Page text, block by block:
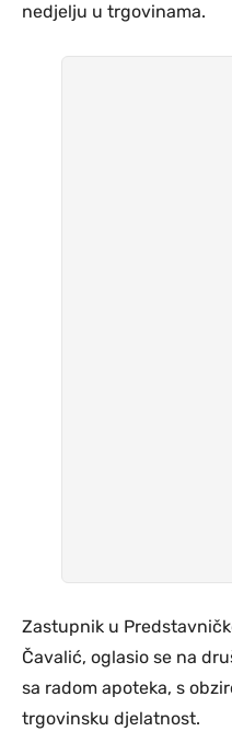
nedjelju u trgovinama.
Zastupnik u
Čavalić, oglasio se na
sa radom apoteka, s
trgovinsku djelatnost.